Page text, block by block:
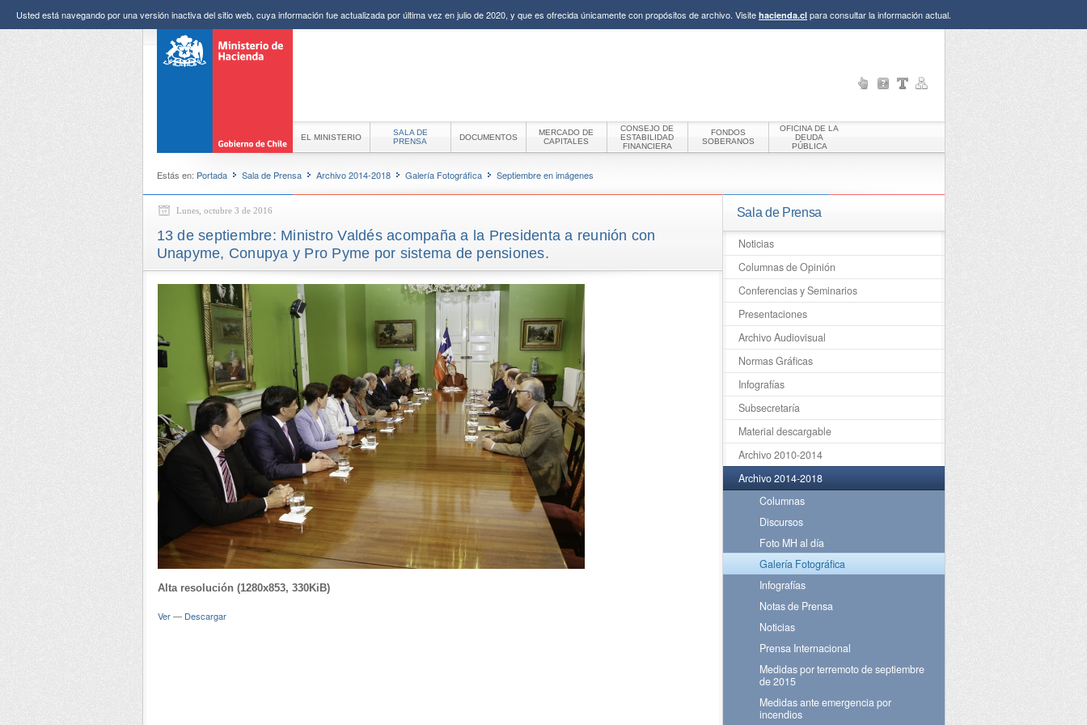
Usted está navegando por una versión inactiva del sitio web, cuya información fue actualizada por última vez en julio de 2020, y que es ofrecida únicamente con propósitos de archivo. Visite hacienda.cl para consultar la información actual.
EL MINISTERIO
SALA DE
PRENSA
DOCUMENTOS
MERCADO DE
CAPITALES
CONSEJO DE
ESTABILIDAD
FINANCIERA
FONDOS
SOBERANOS
OFICINA DE LA
DEUDA
PÚBLICA
Estás en: Portada Sala de Prensa Archivo 2014-2018 Galería Fotográfica Septiembre en imágenes
Sala de Prensa
Noticias
Columnas de Opinión
Conferencias y Seminarios
Presentaciones
Archivo Audiovisual
Normas Gráficas
Infografías
Subsecretaría
Material descargable
Archivo 2010-2014
Archivo 2014-2018
Columnas
Discursos
Foto MH al día
Galería Fotográfica
Infografías
Notas de Prensa
Noticias
Prensa Internacional
Medidas por terremoto de septiembre
de 2015
Medidas ante emergencia por
incendios
Lunes, octubre 3 de 2016
13 de septiembre: Ministro Valdés acompaña a la Presidenta a reunión con
Unapyme, Conupya y Pro Pyme por sistema de pensiones.
Alta resolución (1280x853, 330KiB)
Ver— Descargar